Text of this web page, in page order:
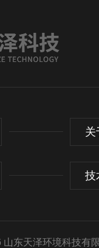
关
技
东天泽环境科技有